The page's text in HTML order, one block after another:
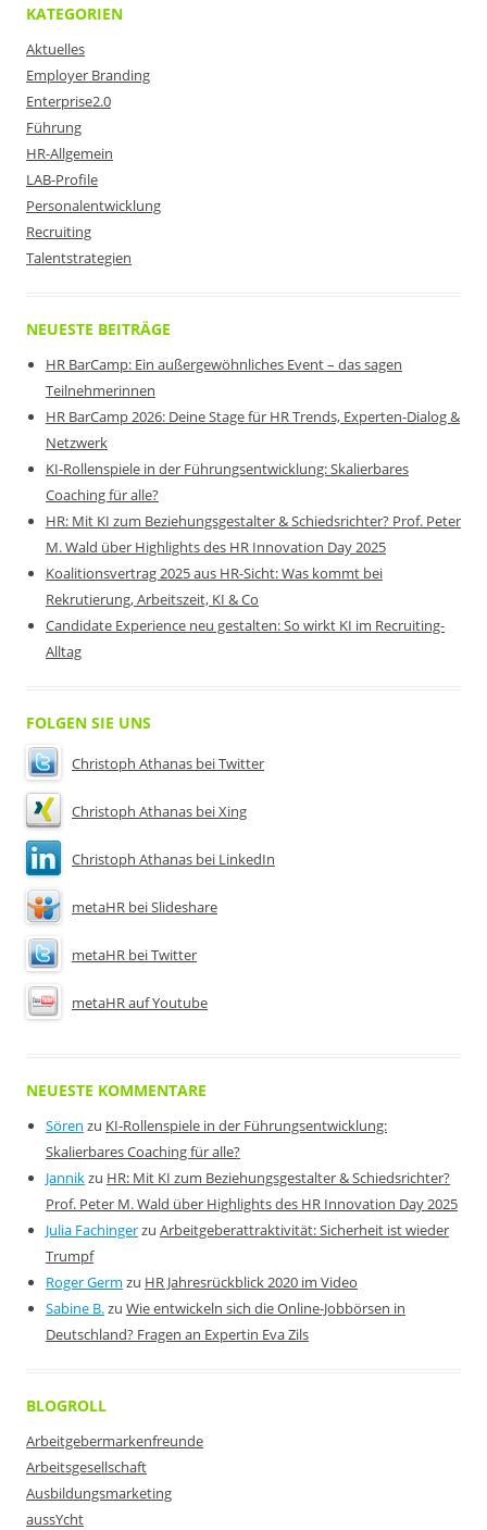
KATEGORIEN
Aktuelles
Employer Branding
Enterprise2.0
Führung
HR-Allgemein
LAB-Profile
Personalentwicklung
Recruiting
Talentstrategien
NEUESTE BEITRÄGE
HR BarCamp: Ein außergewöhnliches Event – das sagen
Teilnehmerinnen
HR BarCamp 2026: Deine Stage für HR Trends, Experten-Dialog &
Netzwerk
KI-Rollenspiele in der Führungsentwicklung: Skalierbares
Coaching für alle?
HR: Mit KI zum Beziehungsgestalter & Schiedsrichter? Prof. Peter
M. Wald über Highlights des HR Innovation Day 2025
Koalitionsvertrag 2025 aus HR-Sicht: Was kommt bei
Rekrutierung, Arbeitszeit, KI & Co
Candidate Experience neu gestalten: So wirkt KI im Recruiting-
Alltag
FOLGEN SIE UNS
Christoph Athanas bei Twitter
Christoph Athanas bei Xing
Christoph Athanas bei LinkedIn
metaHR bei Slideshare
metaHR bei Twitter
metaHR auf Youtube
NEUESTE KOMMENTARE
Sören zu KI-Rollenspiele in der Führungsentwicklung:
Skalierbares Coaching für alle?
Jannikzu HR: Mit KI zum Beziehungsgestalter & Schiedsrichter?
Prof. Peter M. Wald über Highlights des HR Innovation Day 2025
Julia Fachingerzu Arbeitgeberattraktivität: Sicherheit ist wieder
Trumpf
Roger Germ zu HR Jahresrückblick 2020 im Video
Sabine B.zu Wie entwickeln sich die Online-Jobbörsen in
Deutschland? Fragen an Expertin Eva Zils
BLOGROLL
Arbeitgebermarkenfreunde
Arbeitsgesellschaft
Ausbildungsmarketing
aussYcht